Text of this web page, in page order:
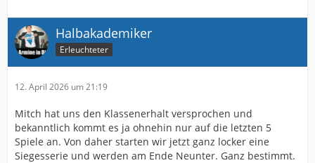
Halbakademiker
Erleuchteter
12. April 2026 um 21:19
Mitch hat uns den Klassenerhalt versprochen und
bekanntlich kommt es ja ohnehin nur auf die letzten 5
Spiele an. Von daher starten wir jetzt ganz locker eine
Siegesserie und werden am Ende Neunter. Ganz bestimmt.